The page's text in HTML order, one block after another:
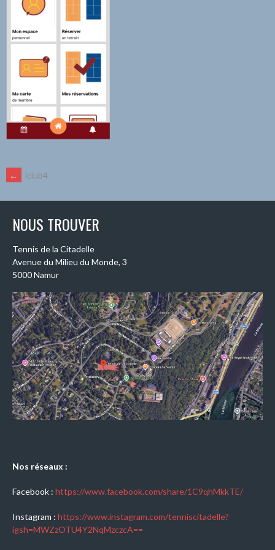
NAVIGATION
DES
ARTICLES
← iclub4
NOUS TROUVER
Tennis de la Citadelle
Avenue du Milieu du Monde, 3
5000 Namur
Nos réseaux :
Facebook : https://www.facebook.com/share/1C9qhMkkTE/
Instagram : https://www.instagram.com/tenniscitadelle?
igsh=MWZzOTU4Y2NqMzczcA==